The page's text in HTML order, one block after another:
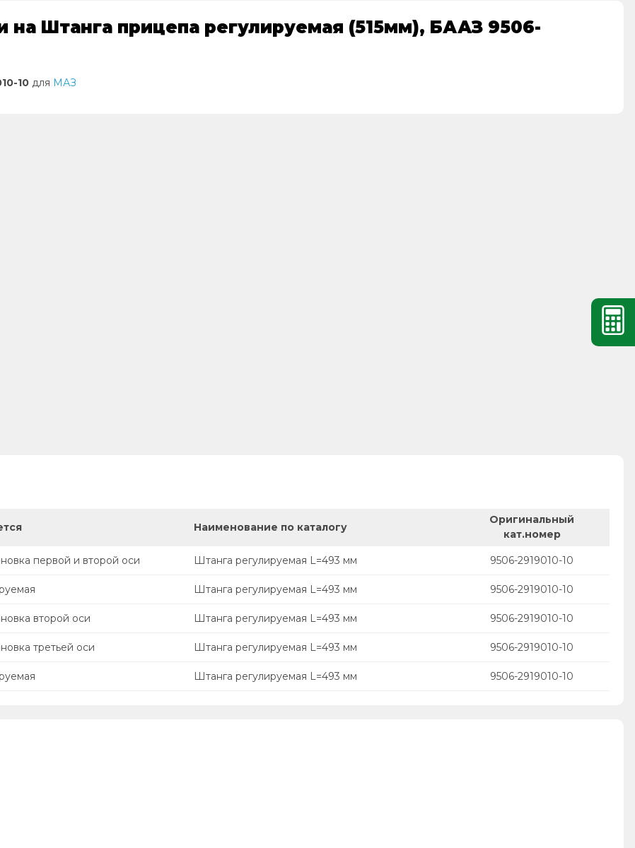
на Штанга прицепа регулируемая (515мм), БААЗ 9506-
10 для МАЗ
Наименование по каталогу
Оригинальный
кат.номер
первой и второй оси Штанга регулируемая L=493 мм 9506-2919010-10
Штанга регулируемая L=493 мм 9506-2919010-10
второй оси Штанга регулируемая L=493 мм 9506-2919010-10
третьей оси Штанга регулируемая L=493 мм 9506-2919010-10
Штанга регулируемая L=493 мм 9506-2919010-10